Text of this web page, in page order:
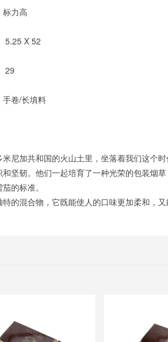
标力高
5.25 X 52
29
手卷/长填料
米尼加共和国的火山土里，坐落着我们这个
和坚韧。他们一起培育了一种光荣的包装烟
的标准。
的混合物，它既能使人的口味更加柔和，